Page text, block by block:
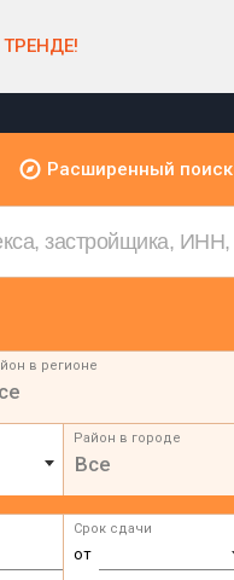
Расширенный поиск
в регионе
Район в городе
Все
Срок сдачи
от